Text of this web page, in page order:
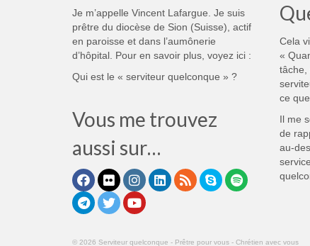
Je m’appelle Vincent Lafargue. Je suis
prêtre du diocèse de Sion (Suisse), actif
en paroisse et dans l’aumônerie
d’hôpital. Pour en savoir plus, voyez ici :
Qui est le « serviteur quelconque » ?
Vous me trouvez
aussi sur…
Cela
«
tâche,
ce
Il me
de
au-
© 2026 Serviteur quelconque - Prêtre pour vous - Chrétien avec vous